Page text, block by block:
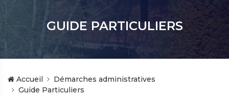
GUIDE PARTICULIERS
Accueil
Démarches administratives
Guide Particuliers